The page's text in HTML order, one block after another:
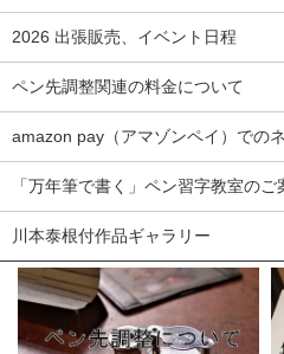
2026 出張販売、イベント日程
ペン先調整関連の料金について
amazon pay（アマゾンペイ）での
「万年筆で書く」ペン習字教室のご
川本泰根付作品ギャラリー